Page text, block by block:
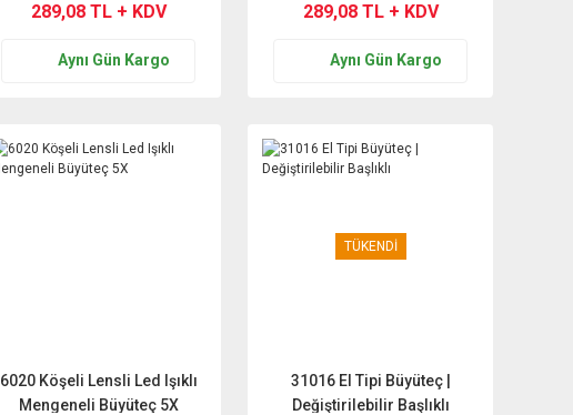
289,08 TL + KDV
Aynı Gün Kargo
289,08 TL + KDV
Aynı Gün Kargo
6020 Köşeli Lensli Led Işıklı
Mengeneli Büyüteç 5X
TÜKENDİ
31016 El Tipi Büyüteç |
Değiştirilebilir Başlıklı